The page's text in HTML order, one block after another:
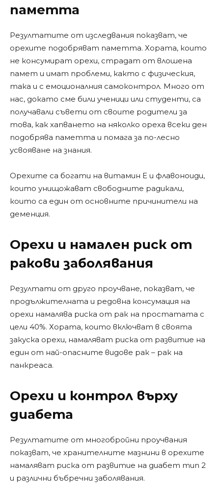
паметта
Резултатите от изследвания показват, че
орехите подобряват паметта. Хората, които
не консумират орехи, страдат от влошена
памет и имат проблеми, както с физическия,
така и с емоционалния самоконтрол. Много от
нас, докато сме били ученици или студенти, са
получавали съвети от своите родители за
това, как хапването на няколко ореха всеки ден
подобрява паметта и помага за по-лесно
усвояване на знания.
Орехите са богати на витамин Е и флавоноиди,
които унищожават свободните радикали,
които са един от основните причинители на
деменция.
Орехи и намален риск от
ракови заболявания
Резултати от друго проучване, показват, че
продължителната и редовна консумация на
орехи намалява риска от рак на простатата с
цели 40%. Хората, които включват в своята
закуска орехи, намаляват риска от развитие на
един от най-опасните видове рак – рак на
панкреаса.
Орехи и контрол върху
диабета
Резултатите от многобройни проучвания
показват, че хранителните мазнини в орехите
намаляват риска от развитие на диабет тип 2
и различни бъбречни заболявания.